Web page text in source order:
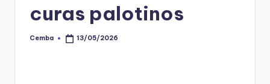
curas palotinos
Posted
Cemba 13/05/2026